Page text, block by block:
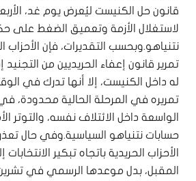
قانون حل الكنيست ليُعرض يوم غد،
لاستغلال الأزمة وتعميق الضغط على
نتنياهو.وبحسب التقديرات، فإن الأحزاب
تمرير قانون إعفاء الحريديين من التجنيد
له داخل الكنيست، إلا أنها تدرك في
تمريره في المرحلة الحالية محدودة،
الواسعة داخل الائتلاف نفسه، والتوتر
حسابات نتنياهو السياسية.وفي حال تعذر
الأحزاب الحريدية باتجاه تبكير
المقبل، بدل موعدها الرسمي في تشرين